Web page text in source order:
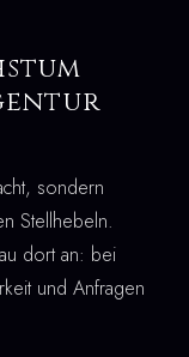
sondern
Stellhebeln.
dort an: bei
und Anfragen